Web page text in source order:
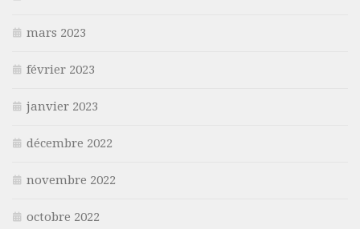
mars 2023
février 2023
janvier 2023
décembre 2022
novembre 2022
octobre 2022